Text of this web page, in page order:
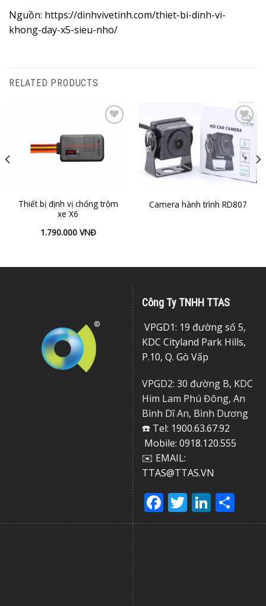
Nguồn: https://dinhvivetinh.com/thiet-bi-dinh-vi-
khong-day-x5-sieu-nho/
RELATED PRODUCTS
Wishlist
Thiết bị định vị chống trộm
xe X6
1.790.000 VNĐ
Add to
Wishlist
Camera hành trình RD807
Công Ty TNHH TTAS
VPGD1: 19 đường số 5,
KDC Cityland Park Hills,
P.10, Q. Gò Vấp
VPGD2: 30 đường B, KDC
Him Lam Phú Đông, An
Bình Dĩ An, Bình Dương
☎️ Tel: 1900.63.67.92
Mobile: 0918.120.555
✉️ EMAIL:
TTAS@TTAS.VN
Facebook
Twitter